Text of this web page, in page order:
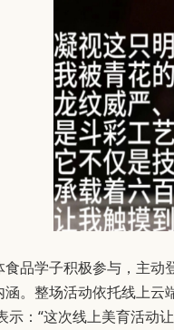
品学子积极参与，主
。整场活动依托线上
示：“这次线上美育活动